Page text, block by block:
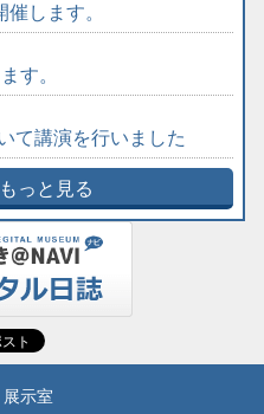
します。
す。
て講演を行いました
っと見る
展示室